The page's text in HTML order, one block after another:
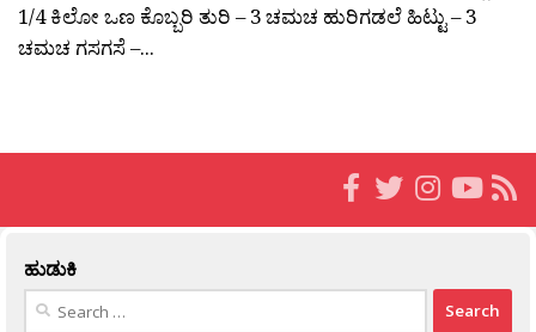
1/4 ಕಿಲೋ ಒಣ ಕೊಬ್ಬರಿ ತುರಿ – 3 ಚಮಚ ಹುರಿಗಡಲೆ ಹಿಟ್ಟು – 3
ಚಮಚ ಗಸಗಸೆ –...
ಹುಡುಕಿ
Search